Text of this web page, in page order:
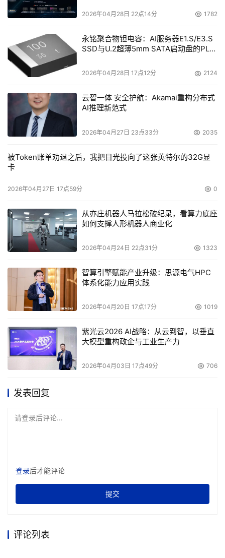
CineForm Prospect高清晰视频处理引擎与多媒体数字
信号编解码器扩展了Adobe Premiere Pro 2编辑套件的功
能和性能。
Angstrom Microsystems：展示了基于双核AMD 皓龙
Studios）将其用于动画与视觉效果渲染。
欧特克媒体与娱乐（Autodesk Media &
Entertainment）： 基于双核AMD皓龙处理器开发最先进的
系统产品。 将在NAB展示业界标准DiscreetFlame软件，该
软件是基于Linux平台的合成工具，主要用于实时视觉效果
强大的x86工作站 － BOXX APEXX 8工作站，该工作站集
成了8枚双核AMD皓龙800系列处理器（共16个内核），增
强了数字艺术家的渲染能力。
NewTek： 集成了运行于BOXX APEXX 8工作站上的64
位3D应用软件LightWavev9和新版SpeedEDIT软件，推出
世界上运行速度最快的视频编辑解决方案。
动作捕捉硬件/软件解决方案，支持Autodesk的
MotionBuilder应用软件进行创新动作分析与特性跟踪。
Imageworks使用的基于双核AMD皓龙处理器的渲染刀片服
1161上发表了讲话：
：通过采用AMD64位技术与Windows
Steve Gibson和首席技术工程师Kevin Reinen于4月25日
2026年04月28日 22点14分 1782
永铭聚合物钽电容：AI服务器E1.S/E3.S
SSD与U.2超薄5mm SATA启动盘的PLP
2026年04月28日 17点12分 2124
云智一体 安全护航：Akamai重构分布式
AI推理新范式
2026年04月27日 23点33分 2035
被Token账单劝退之后，我把目光投向了这张英特尔的32G显
卡
2026年04月27日 17点59分 0
从亦庄机器人马拉松破纪录，看算力底座
如何支撑人形机器人商业化
2026年04月24日 22点31分 1323
智算引擎赋能产业升级：思源电气HPC
体系化能力应用实践
2026年04月20日 17点17分 1019
紫光云2026 AI战略：从云到智，以垂直
大模型重构政企与工业生产力
2026年04月03日 17点49分 706
发表回复
请登录后评论...
登录后才能评论
提交
评论列表